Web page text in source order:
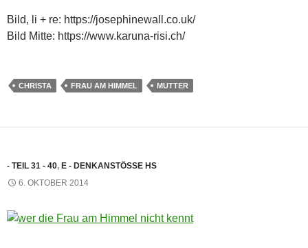
Bild, li + re: https://josephinewall.co.uk/
Bild Mitte: https://www.karuna-risi.ch/
CHRISTA FRAU AM HIMMEL MUTTER
- TEIL 31 - 40, E - DENKANSTÖSSE HS
6. OKTOBER 2014